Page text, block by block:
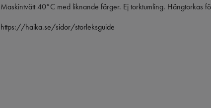
Maskintvätt 40°C med liknande färger. Ej torktumling. Hängtorkas
https://haika.se/sidor/storleksguide